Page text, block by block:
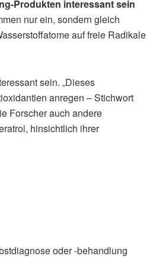
Produkten interessant sein
nur ein, sondern gleich
auf freie Radikale
sein. „Dieses
anregen – Stichwort
Forscher auch andere
hinsichtlich ihrer
oder -behandlung